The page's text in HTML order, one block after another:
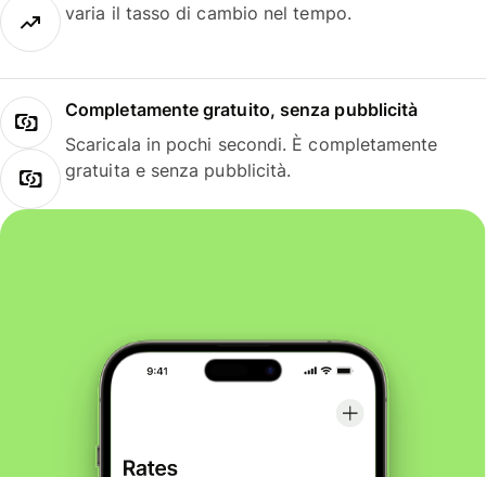
varia il tasso di cambio nel tempo.
Completamente gratuito, senza pubblicità
Scaricala in pochi secondi. È completamente
gratuita e senza pubblicità.